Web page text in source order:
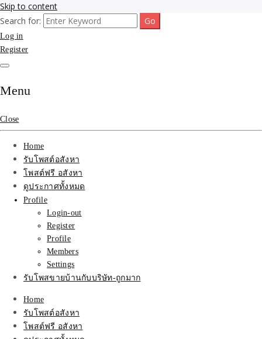
Skip to content
รับจ้างโพสขายบ้าน ที่ดิน
ติดAI SEO กับบริษัทใหญ่
รับจ้างทำโฆษณา สินค้า
บ้านที่ดิน ราคา ถูกและดี
ที่สุด บริการ โปรโมท
โฆษณารับโพสอสังหา ทีม
งาน บริํษัทใหญ่ เว็บขาย
บ้าน คุณภาพอันดับ1
SEOขายบ้าน
รับจ้างโพสขายบ้าน ที่ดิน ไม่มีค่านายหน้า กับบริษัท SEO-AI เน้นติดหน้า
แรก บริการโพสต์ โปรโมท รับจ้างทำโฆษณา ราคาถูก เว็บขายบ้าน รับโพ
สอสังหา ติดหน้าแรกกูเกิ้ล ทีมงาน บริํษัทใหญ่ รับประกันผลงาน ที่เดียวใน
Search for:
Log in
Register
Menu
Close
Home
รับโพสต์อสังหา
โพสต์ฟรี อสังหา
ดูประกาศทั้งหมด
Profile
Login-out
Register
Profile
Members
Settings
รับโพสขายบ้านกับบริษัท-ถูกมาก
Home
รับโพสต์อสังหา
โพสต์ฟรี อสังหา